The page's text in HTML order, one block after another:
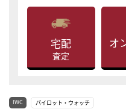
宅配
査定
オ
IWC パイロット・ウォッチ